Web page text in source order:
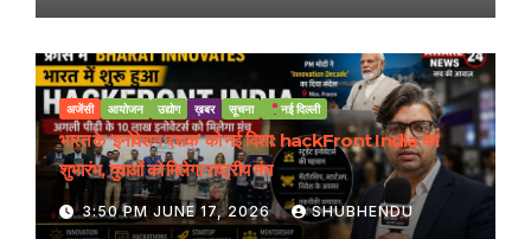
अजेंसी आयोजन उद्योग ख़बर सूचना नई दिल्ली
भारत के ‘इनोवेशन दशक’ को नई दिशा: hackFront India का
शुभारंभ, युवाओं को मिलेगा राष्ट्रीय मंच
3:50 PM JUNE 17, 2026 SHUBHENDU